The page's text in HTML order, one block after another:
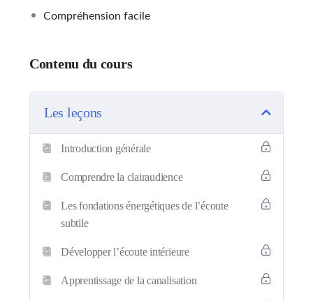
Compréhension facile
Contenu du cours
Les leçons
Introduction générale
Comprendre la clairaudience
Les fondations énergétiques de l’écoute
subtile
Développer l’écoute intérieure
Apprentissage de la canalisation